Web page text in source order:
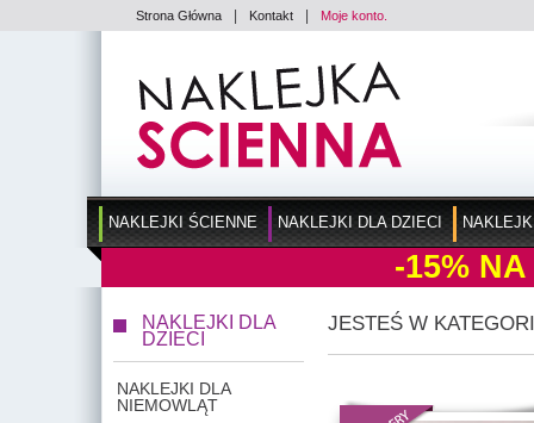
Strona Główna Kontakt Moje konto.
NAKLEJKI ŚCIENNE NAKLEJKI DLA DZIECI
-15% NA
NAKLEJKI DLA
DZIECI
NAKLEJKI DLA
NIEMOWLĄT
JESTEŚ W